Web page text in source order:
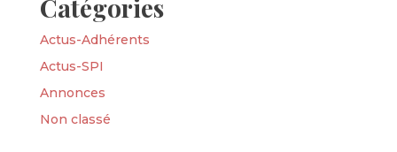
Catégories
Actus-Adhérents
Actus-SPI
Annonces
Non classé